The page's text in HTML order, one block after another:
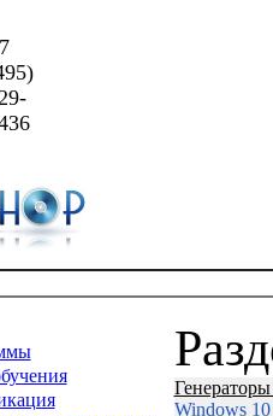
Генераторы
Windows 10